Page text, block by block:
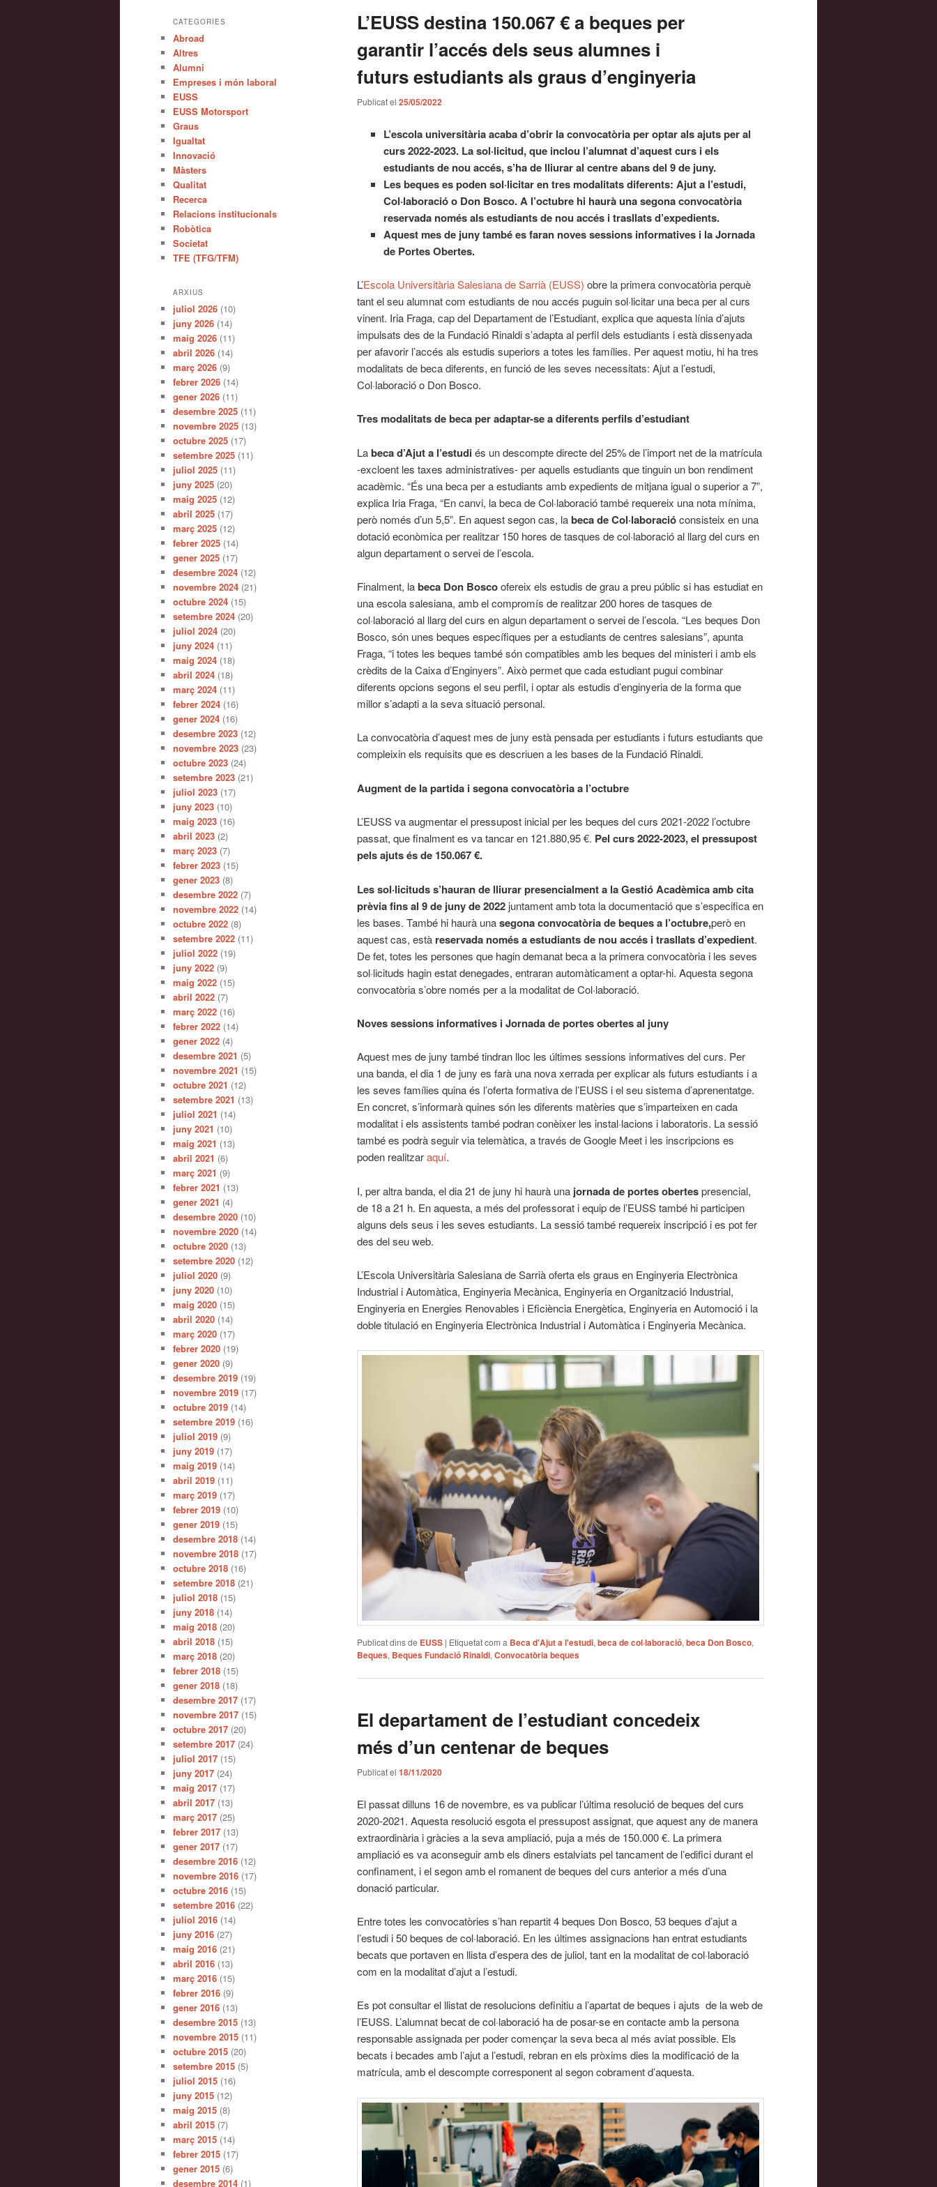
L’EUSS destina 150.067 € a beques per
garantir l’accés dels seus alumnes i
futurs estudiants als graus d’enginyeria
Publicat el 25/05/2022
L’escola universitària acaba d’obrir la convocatòria per optar als ajuts per al
curs 2022-2023. La sol·licitud, que inclou l’alumnat d’aquest curs i els
estudiants de nou accés, s’ha de lliurar al centre abans del 9 de juny.
Les beques es poden sol·licitar en tres modalitats diferents: Ajut a l’estudi,
Col·laboració o Don Bosco. A l’octubre hi haurà una segona convocatòria
reservada només als estudiants de nou accés i trasllats d’expedients.
Aquest mes de juny també es faran noves sessions informatives i la Jornada
de Portes Obertes.
L’Escola Universitària Salesiana de Sarrià (EUSS) obre la primera convocatòria perquè
tant el seu alumnat com estudiants de nou accés puguin sol·licitar una beca per al curs
vinent. Iria Fraga, cap del Departament de l’Estudiant, explica que aquesta línia d’ajuts
impulsats des de la Fundació Rinaldi s’adapta al perfil dels estudiants i està dissenyada
per afavorir l’accés als estudis superiors a totes les famílies. Per aquest motiu, hi ha tres
modalitats de beca diferents, en funció de les seves necessitats: Ajut a l’estudi,
Col·laboració o Don Bosco.
Tres modalitats de beca per adaptar-se a diferents perfils d’estudiant
Labeca d’Ajut a l’estudiés un descompte directe del 25% de l’import net de la matrícula
-excloent les taxes administratives- per aquells estudiants que tinguin un bon rendiment
acadèmic. “És una beca per a estudiants amb expedients de mitjana igual o superior a 7”,
explica Iria Fraga, “En canvi, la beca de Col·laboració també requereix una nota mínima,
però només d’un 5,5”. En aquest segon cas, labeca de Col·laboracióconsisteix en una
dotació econòmica per realitzar 150 hores de tasques de col·laboració al llarg del curs en
algun departament o servei de l’escola.
Finalment, labeca Don Boscoofereix els estudis de grau a preu públic si has estudiat en
una escola salesiana, amb el compromís de realitzar 200 hores de tasques de
col·laboració al llarg del curs en algun departament o servei de l’escola. “Les beques Don
Bosco, són unes beques específiques per a estudiants de centres salesians”, apunta
Fraga, “i totes les beques també són compatibles amb les beques del ministeri i amb els
crèdits de la Caixa d’Enginyers”. Això permet que cada estudiant pugui combinar
diferents opcions segons el seu perfil, i optar als estudis d’enginyeria de la forma que
millor s’adapti a la seva situació personal.
La convocatòria d’aquest mes de juny està pensada per estudiants i futurs estudiants que
compleixin els requisits que es descriuen a les bases de la Fundació Rinaldi.
Augment de la partida i segona convocatòria a l’octubre
L’EUSS va augmentar el pressupost inicial per les beques del curs 2021-2022 l’octubre
passat, que finalment es va tancar en 121.880,95 €. Pel curs 2022-2023, el pressupost
pels ajuts és de 150.067 €.
Les sol·licituds s’hauran de lliurar presencialment a la Gestió Acadèmica amb cita
prèvia fins al 9 de juny de 2022 juntament amb tota la documentació que s’especifica en
les bases. També hi haurà unasegona convocatòria de beques a l’octubre,però en
aquest cas, està reservada només a estudiants de nou accés i trasllats d’expedient.
De fet, totes les persones que hagin demanat beca a la primera convocatòria i les seves
sol·licituds hagin estat denegades, entraran automàticament a optar-hi. Aquesta segona
convocatòria s’obre només per a la modalitat de Col·laboració.
Noves sessions informatives i Jornada de portes obertes al juny
Aquest mes de juny també tindran lloc les últimes sessions informatives del curs. Per
una banda, el dia 1 de juny es farà una nova xerrada per explicar als futurs estudiants i a
les seves famílies quina és l’oferta formativa de l’EUSS i el seu sistema d’aprenentatge.
En concret, s’informarà quines són les diferents matèries que s’imparteixen en cada
modalitat i els assistents també podran conèixer les instal·lacions i laboratoris. La sessió
també es podrà seguir via telemàtica, a través de Google Meet i les inscripcions es
poden realitzaraquí.
I, per altra banda, el dia 21 de juny hi haurà una jornada de portes obertespresencial,
de 18 a 21 h. En aquesta, a més del professorat i equip de l’EUSS també hi participen
alguns dels seus i les seves estudiants. La sessió també requereix inscripció i es pot fer
des del seu web.
L’Escola Universitària Salesiana de Sarrià oferta els graus en Enginyeria Electrònica
Industrial i Automàtica, Enginyeria Mecànica, Enginyeria en Organització Industrial,
Enginyeria en Energies Renovables i Eficiència Energètica, Enginyeria en Automoció i la
doble titulació en Enginyeria Electrònica Industrial i Automàtica i Enginyeria Mecànica.
Publicat dins de EUSS | Etiquetat com a Beca d'Ajut a l'estudi, beca de col·laboració, beca Don Bosco,
Beques, Beques Fundació Rinaldi, Convocatòria beques
El departament de l’estudiant concedeix
més d’un centenar de beques
Publicat el 18/11/2020
El passat dilluns 16 de novembre, es va publicar l’última resolució de beques del curs
2020-2021. Aquesta resolució esgota el pressupost assignat, que aquest any de manera
extraordinària i gràcies a la seva ampliació, puja a més de 150.000 €. La primera
ampliació es va aconseguir amb els diners estalviats pel tancament de l’edifici durant el
confinament, i el segon amb el romanent de beques del curs anterior a més d’una
donació particular.
Entre totes les convocatòries s’han repartit 4 beques Don Bosco, 53 beques d’ajut a
l’estudi i 50 beques de col·laboració. En les últimes assignacions han entrat estudiants
becats que portaven en llista d’espera des de juliol, tant en la modalitat de col·laboració
com en la modalitat d’ajut a l’estudi.
Es pot consultar el llistat de resolucions definitiu a l’apartat de beques i ajuts de la web de
l’EUSS. L’alumnat becat de col·laboració ha de posar-se en contacte amb la persona
responsable assignada per poder començar la seva beca al més aviat possible. Els
becats i becades amb l’ajut a l’estudi, rebran en els pròxims dies la modificació de la
matrícula, amb el descompte corresponent al segon cobrament d’aquesta.
CATEGORIES
Abroad
Altres
Alumni
Empreses i món laboral
EUSS
EUSS Motorsport
Graus
Igualtat
Innovació
Màsters
Qualitat
Recerca
Relacions institucionals
Robòtica
Societat
TFE (TFG/TFM)
ARXIUS
juliol 2026 (10)
juny 2026 (14)
maig 2026 (11)
abril 2026 (14)
març 2026 (9)
febrer 2026 (14)
gener 2026 (11)
desembre 2025 (11)
novembre 2025 (13)
octubre 2025 (17)
setembre 2025 (11)
juliol 2025 (11)
juny 2025 (20)
maig 2025 (12)
abril 2025 (17)
març 2025 (12)
febrer 2025 (14)
gener 2025 (17)
desembre 2024 (12)
novembre 2024 (21)
octubre 2024 (15)
setembre 2024 (20)
juliol 2024 (20)
juny 2024 (11)
maig 2024 (18)
abril 2024 (18)
març 2024 (11)
febrer 2024 (16)
gener 2024 (16)
desembre 2023 (12)
novembre 2023 (23)
octubre 2023 (24)
setembre 2023 (21)
juliol 2023 (17)
juny 2023 (10)
maig 2023 (16)
abril 2023 (2)
març 2023 (7)
febrer 2023 (15)
gener 2023 (8)
desembre 2022 (7)
novembre 2022 (14)
octubre 2022 (8)
setembre 2022 (11)
juliol 2022 (19)
juny 2022 (9)
maig 2022 (15)
abril 2022 (7)
març 2022 (16)
febrer 2022 (14)
gener 2022 (4)
desembre 2021 (5)
novembre 2021 (15)
octubre 2021 (12)
setembre 2021 (13)
juliol 2021 (14)
juny 2021 (10)
maig 2021 (13)
abril 2021 (6)
març 2021 (9)
febrer 2021 (13)
gener 2021 (4)
desembre 2020 (10)
novembre 2020 (14)
octubre 2020 (13)
setembre 2020 (12)
juliol 2020 (9)
juny 2020 (10)
maig 2020 (15)
abril 2020 (14)
març 2020 (17)
febrer 2020 (19)
gener 2020 (9)
desembre 2019 (19)
novembre 2019 (17)
octubre 2019 (14)
setembre 2019 (16)
juliol 2019 (9)
juny 2019 (17)
maig 2019 (14)
abril 2019 (11)
març 2019 (17)
febrer 2019 (10)
gener 2019 (15)
desembre 2018 (14)
novembre 2018 (17)
octubre 2018 (16)
setembre 2018 (21)
juliol 2018 (15)
juny 2018 (14)
maig 2018 (20)
abril 2018 (15)
març 2018 (20)
febrer 2018 (15)
gener 2018 (18)
desembre 2017 (17)
novembre 2017 (15)
octubre 2017 (20)
setembre 2017 (24)
juliol 2017 (15)
juny 2017 (24)
maig 2017 (17)
abril 2017 (13)
març 2017 (25)
febrer 2017 (13)
gener 2017 (17)
desembre 2016 (12)
novembre 2016 (17)
octubre 2016 (15)
setembre 2016 (22)
juliol 2016 (14)
juny 2016 (27)
maig 2016 (21)
abril 2016 (13)
març 2016 (15)
febrer 2016 (9)
gener 2016 (13)
desembre 2015 (13)
novembre 2015 (11)
octubre 2015 (20)
setembre 2015 (5)
juliol 2015 (16)
juny 2015 (12)
maig 2015 (8)
abril 2015 (7)
març 2015 (14)
febrer 2015 (17)
gener 2015 (6)
desembre 2014 (1)